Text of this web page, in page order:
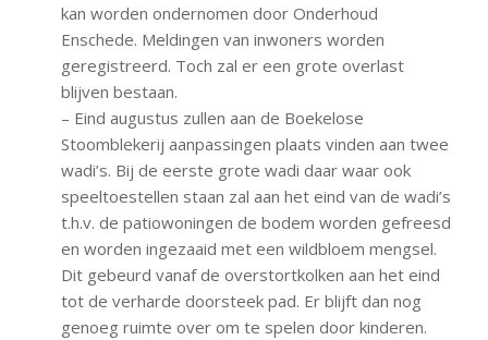
kan worden ondernomen door Onderhoud
Enschede. Meldingen van inwoners worden
geregistreerd. Toch zal er een grote overlast
blijven bestaan.
– Eind augustus zullen aan de Boekelose
Stoomblekerij aanpassingen plaats vinden aan twee
wadi’s. Bij de eerste grote wadi daar waar ook
speeltoestellen staan zal aan het eind van de wadi’s
t.h.v. de patiowoningen de bodem worden gefreesd
en worden ingezaaid met een wildbloem mengsel.
Dit gebeurd vanaf de overstortkolken aan het eind
tot de verharde doorsteek pad. Er blijft dan nog
genoeg ruimte over om te spelen door kinderen.